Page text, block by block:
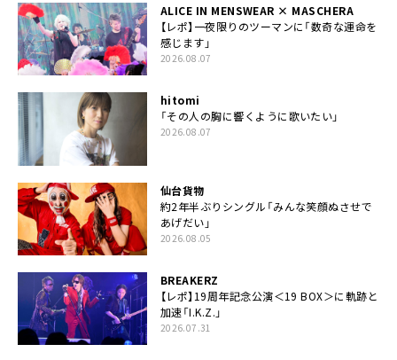
ALICE IN MENSWEAR × MASCHERA
【レポ】一夜限りのツーマンに「数奇な運命を
感じます」
2026.08.07
hitomi
「その人の胸に響くように歌いたい」
2026.08.07
仙台貨物
約2年半ぶりシングル「みんな笑顔ぬさせで
あげだい」
2026.08.05
BREAKERZ
【レポ】19周年記念公演＜19 BOX＞に軌跡と
加速「I.K.Z.」
2026.07.31